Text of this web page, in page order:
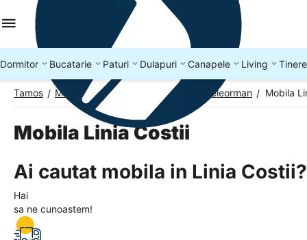
Dormitor Bucatarie Paturi Dulapuri Canapele Living
Tamos / Mobila Romania Mobila Judetul Teleorman / Mobila
Mobila Linia Costii
Ai cautat mobila in Linia Costii?
Hai
sa ne cunoastem!